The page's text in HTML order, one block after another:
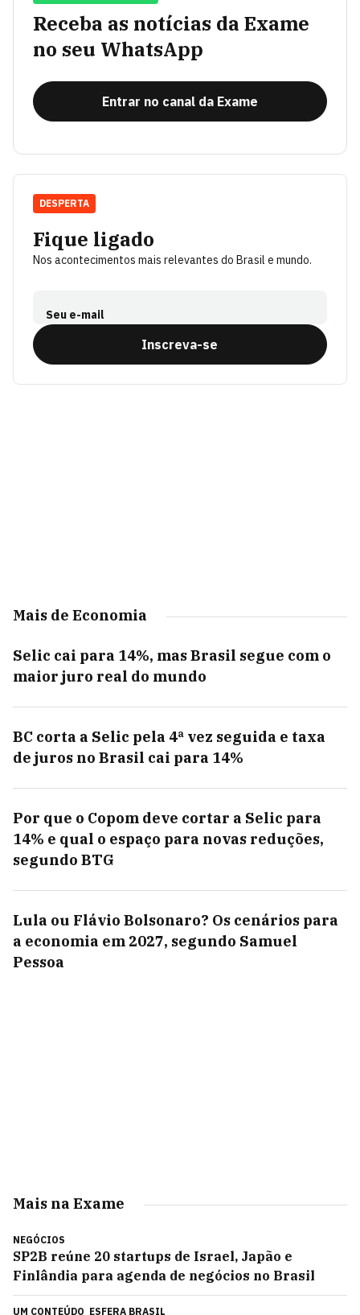
Receba as notícias da Exame
no seu WhatsApp
Entrar no canal da Exame
Fique ligado
Nos acontecimentos mais relevantes do Brasil e mundo.
Seu e-mail
Inscreva-se
DESPERTA
Mais de Economia
Selic cai para 14%, mas Brasil segue com o
maior juro real do mundo
BC corta a Selic pela 4ª vez seguida e taxa
de juros no Brasil cai para 14%
Por que o Copom deve cortar a Selic para
14% e qual o espaço para novas reduções,
segundo BTG
Lula ou Flávio Bolsonaro? Os cenários para
a economia em 2027, segundo Samuel
Pessoa
Mais na Exame
NEGÓCIOS
SP2B reúne 20 startups de Israel, Japão e
Finlândia para agenda de negócios no Brasil
UM CONTEÚDO ESFERA BRASIL